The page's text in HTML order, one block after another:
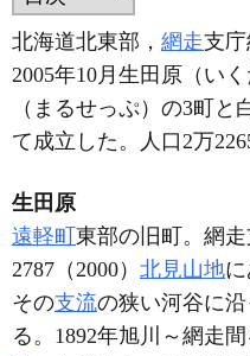
北海道北東部， 網走支庁
2005年10月生田原（い
（まるせっぷ）の3町
て成立した。人口2万
生田原
遠軽町 東部の旧町。網
2787（2000） 北見山地
その支流の狭い河谷に沿
る。1892年旭川～網走